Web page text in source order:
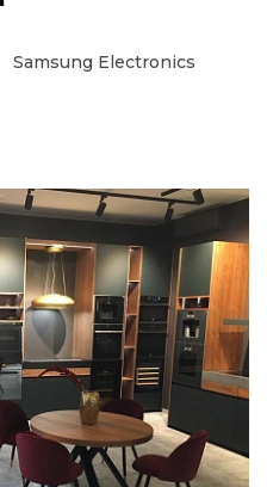
Samsung Electronics